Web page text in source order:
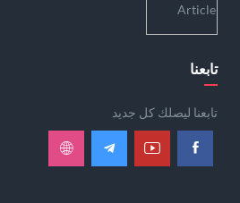
تابعنا
تابعنا ليصلك كل جديد